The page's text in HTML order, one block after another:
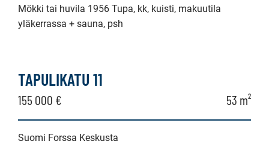
Mökki tai huvila 1956 Tupa, kk, kuisti, makuutila
yläkerrassa + sauna, psh
TAPULIKATU 11
155 000 € 53 m²
Suomi Forssa Keskusta